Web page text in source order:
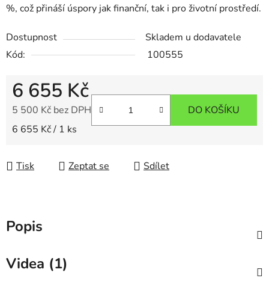
%, což přináší úspory jak finanční, tak i pro životní prostředí.
Dostupnost
Skladem u dodavatele
Kód:
100555
6 655 Kč
5 500 Kč bez DPH
Měrná cena:
6 655 Kč / 1 ks
DO KOŠÍKU
Tisk Zeptat se Sdílet
Popis
Videa (1)